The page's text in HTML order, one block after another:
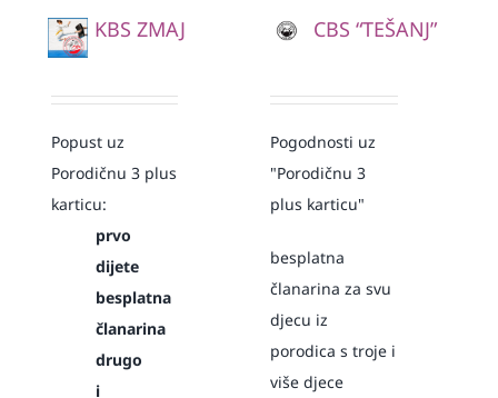
KBS ZMAJ
Popust uz
Porodičnu 3 plus
karticu:
prvo
dijete
besplatna
članarina
drugo
i
CBS “TEŠANJ”
Pogodnosti uz
"Porodičnu 3
plus karticu"
besplatna
članarina za svu
djecu iz
porodica s troje i
više djece